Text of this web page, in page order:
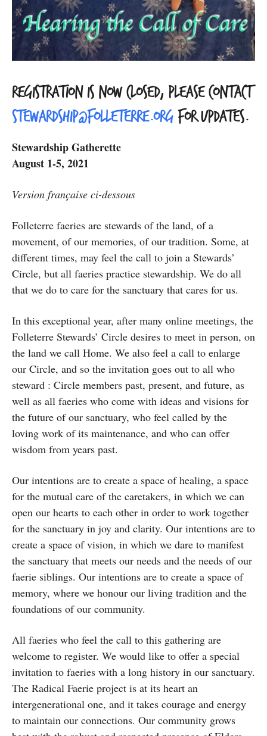
Registration is now closed, please contact
stewardship@folleterre.org for updates.
Stewardship Gatherette
August 1-5, 2021
Version française ci-dessous
Folleterre faeries are stewards of the land, of a
movement, of our memories, of our tradition. Some, at
different times, may feel the call to join a Stewards’
Circle, but all faeries practice stewardship. We do all
that we do to care for the sanctuary that cares for us.
In this exceptional year, after many online meetings, the
Folleterre Stewards’ Circle desires to meet in person, on
the land we call Home. We also feel a call to enlarge
our Circle, and so the invitation goes out to all who
steward : Circle members past, present, and future, as
well as all faeries who come with ideas and visions for
the future of our sanctuary, who feel called by the
loving work of its maintenance, and who can offer
wisdom from years past.
Our intentions are to create a space of healing, a space
for the mutual care of the caretakers, in which we can
open our hearts to each other in order to work together
for the sanctuary in joy and clarity. Our intentions are to
create a space of vision, in which we dare to manifest
the sanctuary that meets our needs and the needs of our
faerie siblings. Our intentions are to create a space of
memory, where we honour our living tradition and the
foundations of our community.
All faeries who feel the call to this gathering are
welcome to register. We would like to offer a special
invitation to faeries with a long history in our sanctuary.
The Radical Faerie project is at its heart an
intergenerational one, and it takes courage and energy
to maintain our connections. Our community grows